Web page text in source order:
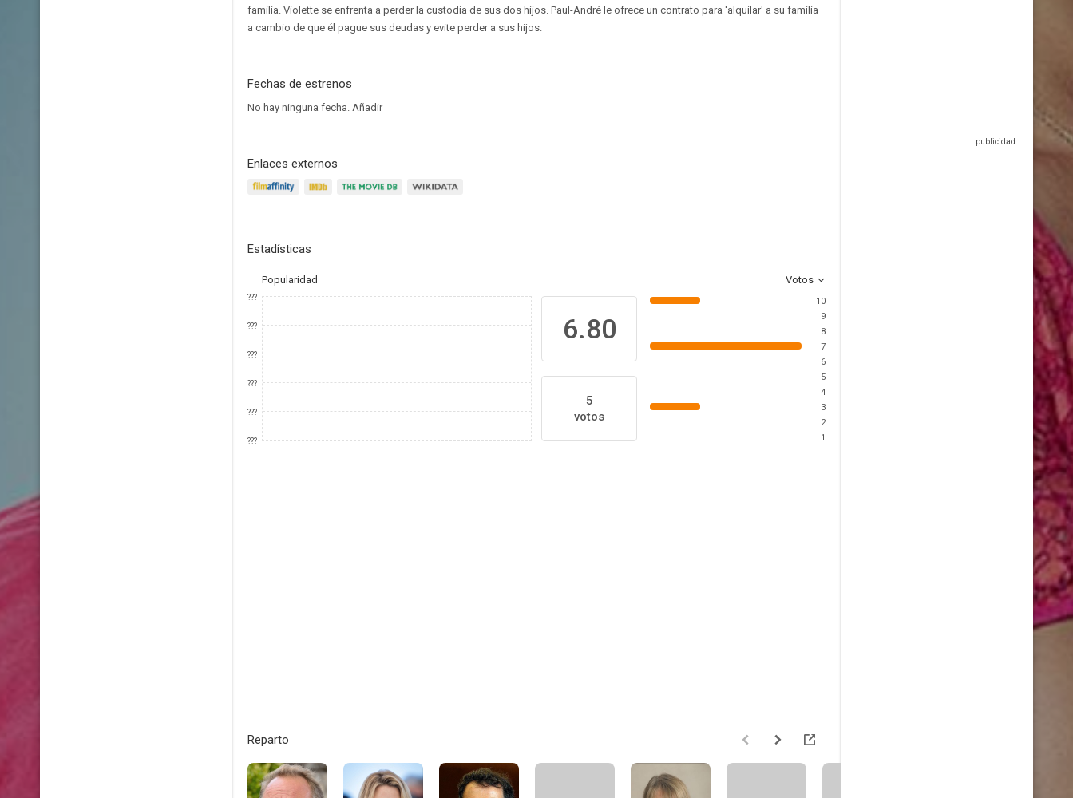
familia. Violette se enfrenta a perder la custodia de sus dos hijos. Paul-André le ofrece un contrato para 'alquilar' a su familia
a cambio de que él pague sus deudas y evite perder a sus hijos.
Fechas de estrenos
No hay ninguna fecha. Añadir
Enlaces externos
Estadísticas
Popularidad Votos
???
???
???
???
???
???
6.80
5
votos
10
9
8
7
6
5
4
3
2
1
Reparto